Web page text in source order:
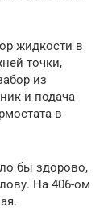
жидкости в
точки,
из
и подача
в
бы здорово,
На 406-ом